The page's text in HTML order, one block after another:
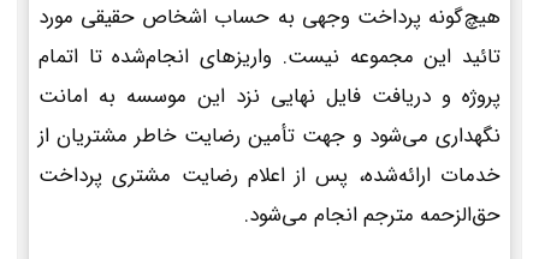
هیچ‌گونه پرداخت وجهی به حساب اشخاص حقیقی مورد
تائید این مجموعه نیست. واریزهای انجام‌شده تا اتمام
پروژه و دریافت فایل نهایی نزد این موسسه به امانت
نگهداری می‌شود و جهت تأمین رضایت خاطر مشتریان از
خدمات ارائه‌شده، پس از اعلام رضایت مشتری پرداخت
حق‌الزحمه مترجم انجام می‌شود.